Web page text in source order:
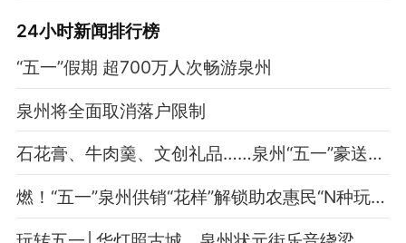
24小时新闻排行榜
“五一”假期 超700万人次畅游泉州
泉州将全面取消落户限制
石花膏、牛肉羹、文创礼品……泉州“五一”豪送福利
燃！“五一”泉州供销“花样”解锁助农惠民“N种玩法”